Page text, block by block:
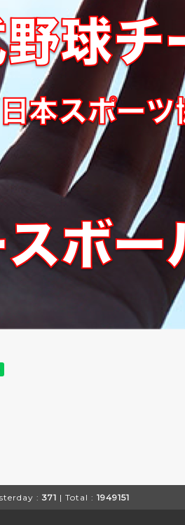
: 371 | Total : 1949151